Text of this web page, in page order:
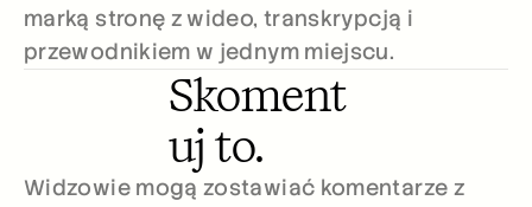
marką stronę z wideo, transkrypcją i
przewodnikiem w jednym miejscu.
Skoment
uj to.
Widzowie mogą zostawiać komentarze z